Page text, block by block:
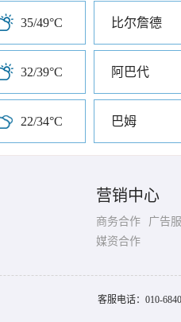
35/49°C 比尔詹德
32/39°C 阿巴代
22/34°C 巴姆
营销中心
商务合作
广告
媒资合作
客服电话： 010-